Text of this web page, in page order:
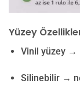
Yüzey
Vinil yüzey →
Silinebilir →